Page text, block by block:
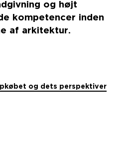
og højt
kompetencer inden
af arkitektur.
og dets perspektiver